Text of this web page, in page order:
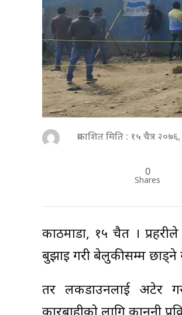
प्रकाशित मिति : १५ चैत्र
0
Shares
काठमाडौं, १५ चैत ।
बुझाइ गरी बेलुकीसम्म छाड्ने
तर लकडाउनलाई अटेर